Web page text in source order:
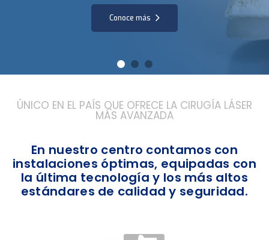
Conoce más
ÚNICO EN EL PAÍS QUE OFRECE LA CIRUGÍA LÁSER
MÁS AVANZADA
En nuestro centro contamos con
instalaciones óptimas, equipadas con
la última tecnología y los más altos
estándares de calidad y seguridad.